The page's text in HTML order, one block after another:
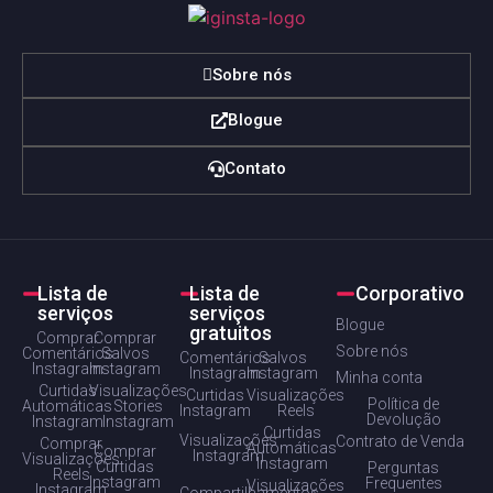
Sobre nós
Blogue
Contato
Lista de
serviços
Comprar
Comentários
Instagram
Comprar
Salvos
Instagram
Curtidas
Automáticas
Instagram
Visualizações
Stories
Instagram
Comprar
Visualizações
Reels
Comprar
Curtidas
Instagram
Lista de
serviços
gratuitos
Comentários
Instagram
Salvos
Instagram
Curtidas
Instagram
Visualizações
Reels
Visualizações
Instagram
Curtidas
Automáticas
Instagram
Visualizações
Corporativo
Blogue
Sobre nós
Minha conta
Política de
Devolução
Contrato de Venda
Perguntas
Frequentes